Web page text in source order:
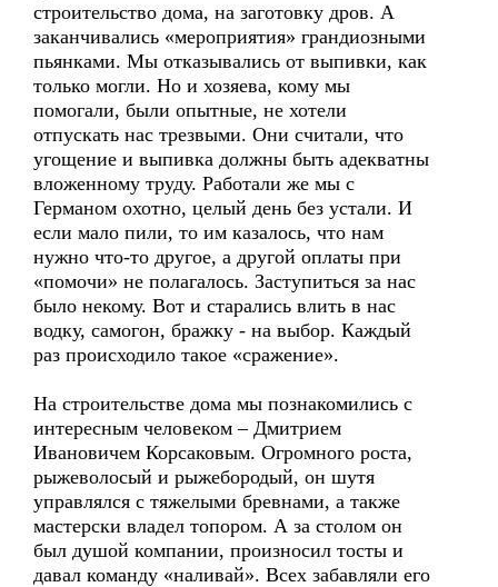
строительство дома, на заготовку дров. А
заканчивались «мероприятия» грандиозными
пьянками. Мы отказывались от выпивки, как
только могли. Но и хозяева, кому мы
помогали, были опытные, не хотели
отпускать нас трезвыми. Они считали, что
угощение и выпивка должны быть адекватны
вложенному труду. Работали же мы с
Германом охотно, целый день без устали. И
если мало пили, то им казалось, что нам
нужно что-то другое, а другой оплаты при
«помочи» не полагалось. Заступиться за нас
было некому. Вот и старались влить в нас
водку, самогон, бражку - на выбор. Каждый
раз происходило такое «сражение».
На строительстве дома мы познакомились с
интересным человеком – Дмитрием
Ивановичем Корсаковым. Огромного роста,
рыжеволосый и рыжебородый, он шутя
управлялся с тяжелыми бревнами, а также
мастерски владел топором. А за столом он
был душой компании, произносил тосты и
давал команду «наливай». Всех забавляли его